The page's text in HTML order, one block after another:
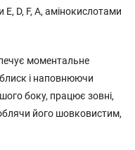
Е, D, F, A, амінокислотами
моментальне
і наповнюючи
боку, працює зовні,
його шовковистим,